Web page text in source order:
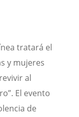
tratará el
y mujeres
al
El evento
de